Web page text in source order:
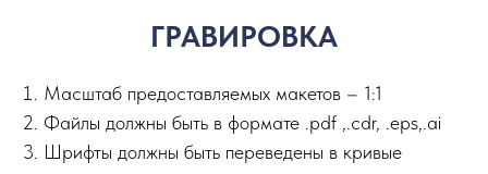
ГРАВИРОВКА
Масштаб предоставляемых макетов – 1:1
Файлы должны быть в формате .pdf ,.сdr, .eps,.ai
Шрифты должны быть переведены в кривые